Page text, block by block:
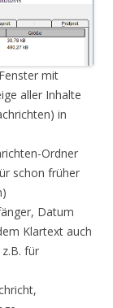
mit
aller Inhalte
in
Ordner
schon früher
Datum
Klartext auch
für